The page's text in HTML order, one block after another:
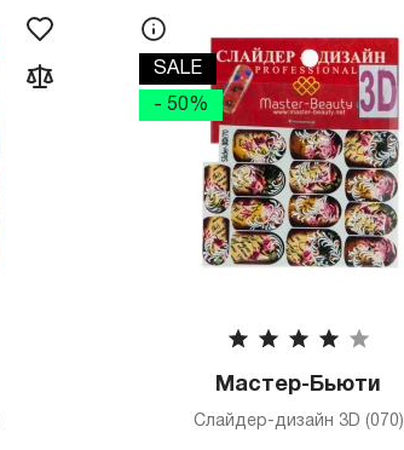
SALE
- 50%
Мастер-Бьюти
Слайдер-дизайн 3D (070)